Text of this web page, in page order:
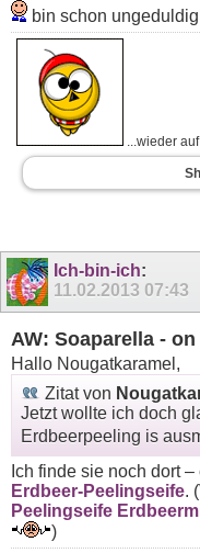
bin schon ungeduldig
...wieder
Ich-bin-ich:
11.02.2013 07:43
AW: Soaparella -
Hallo Nougatkaramel,
Zitat von
Jetzt wollte ich doch
Erdbeerpeeling is
Ich finde sie noch dort
Erdbeer-Peelingseife.
Peelingseife
)